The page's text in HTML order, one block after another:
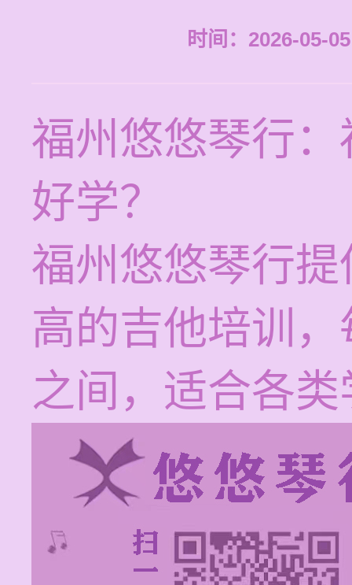
时间：2026-05-
福州悠悠琴行
好学？
福州悠悠琴行
高的吉他培训
之间，适合各